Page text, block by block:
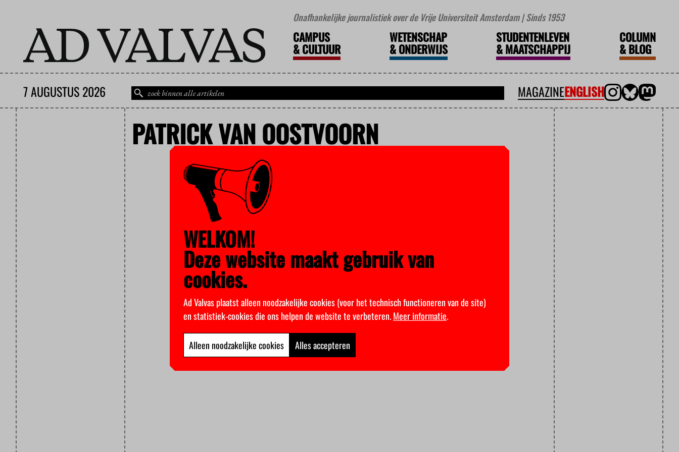
Onafhankelijke journalistiek over de Vrije Universiteit Amsterdam | Sinds 1953
CAMPUS
&CULTUUR
WETENSCHAP
&ONDERWIJS
STUDENTENLEVEN
&MAATSCHAPPIJ
COLUMN
&BLOG
7 AUGUSTUS 2026 MAGAZINEENGLISH
PATRICK VAN OOSTVOORN
WELKOM!
Deze website maakt gebruik van
cookies.
Ad Valvas plaatst alleen noodzakelijke cookies (voor het technisch functioneren van de site)
en statistiek-cookies die ons helpen de website te verbeteren.Meer informatie.
Alleen noodzakelijke cookies Alles accepteren